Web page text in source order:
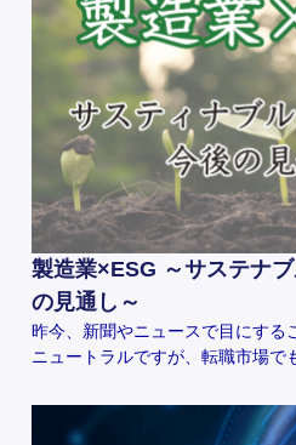
製造業×ESG ～サステナ
の見通し～
昨今、新聞やニュースで目にする
ニュートラルですが、転職市場